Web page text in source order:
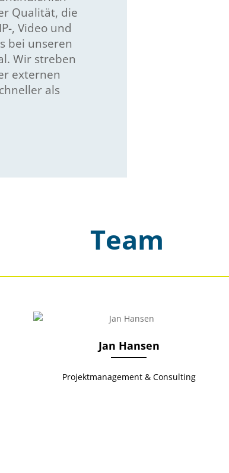
Qualität, die
, Video und
bei unseren
Wir streben
externen
als
Team
Jan Hansen
Projektmanagement & Consulting